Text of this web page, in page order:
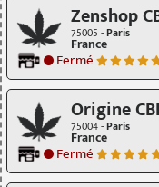
Zenshop
75005 -Paris
France
Fermé
Origine
75004 -Paris
France
Fermé